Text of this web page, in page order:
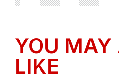
YOU MAY
LIKE